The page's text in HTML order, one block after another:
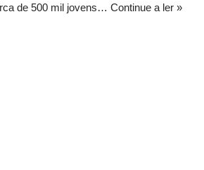
de 500 mil jovens… Continue a ler »